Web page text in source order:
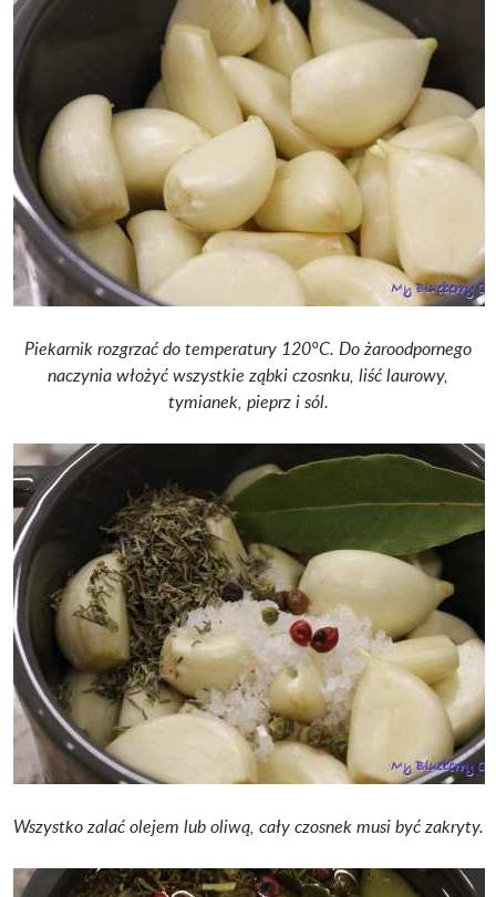
Piekarnik rozgrzać do temperatury 120°C. Do żaroodpornego
naczynia włożyć wszystkie ząbki czosnku, liść laurowy,
tymianek, pieprz i sól.
Wszystko zalać olejem lub oliwą, cały czosnek musi być zakryty.